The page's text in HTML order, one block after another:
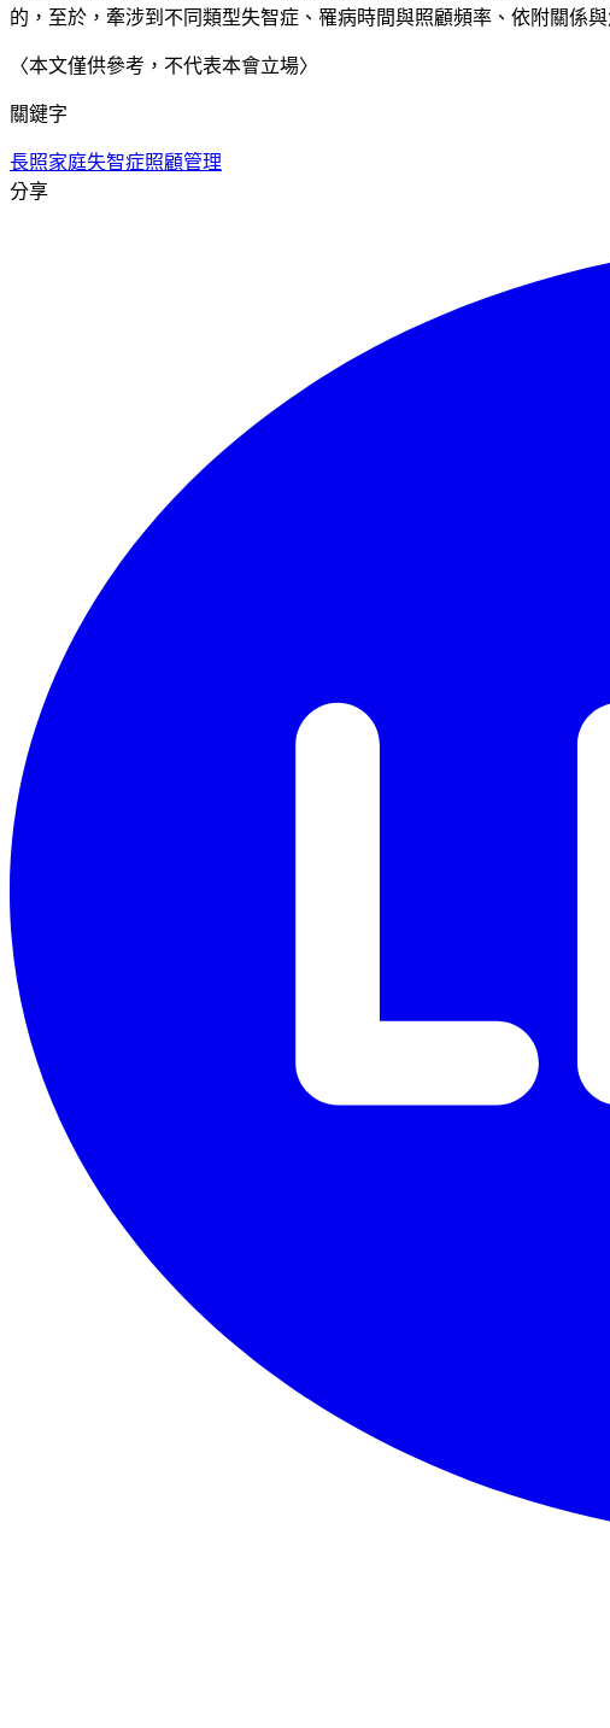
的，至於，牽涉到不同類型失智症、罹病時間與照顧頻率、依附關係
〈本文僅供參考，不代表本會立場〉
關鍵字
長照家庭失智症照顧管理
分享